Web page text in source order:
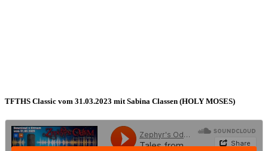
TFTHS Classic vom 31.03.2023 mit Sabina Classen (HOLY MOSES)